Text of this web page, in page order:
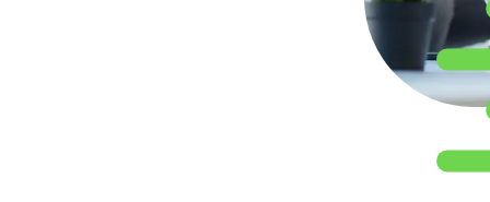
Steuertrends
Technologie-
treiben
in ganz